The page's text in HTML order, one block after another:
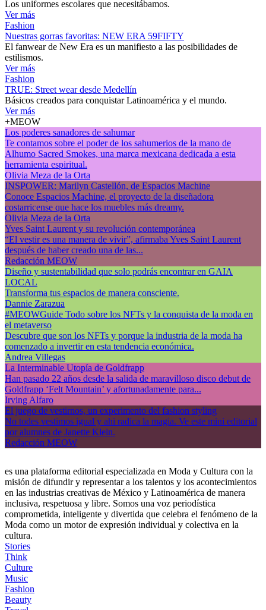
Los uniformes escolares que necesitábamos.
Ver más
Fashion
Nuestras gorras favoritas: NEW ERA 59FIFTY
El fanwear de New Era es un manifiesto a las posibilidades de
estilismos.
Ver más
Fashion
TRUE: Street wear desde Medellín
Básicos creados para conquistar Latinoamérica y el mundo.
Ver más
+MEOW
Los poderes sanadores de sahumar
Te contamos sobre el poder de los sahumerios de la mano de
Alhumo Sacred Smokes, una marca mexicana dedicada a esta
herramienta espiritual.
Olivia Meza de la Orta
INSPOWER: Marilyn Castellón, de Espacios Machine
Conoce Espacios Machine, el proyecto de la diseñadora
costarricense que hace los muebles más dreamy.
Olivia Meza de la Orta
Yves Saint Laurent y su revolución contemporánea
“El vestir es una manera de vivir”, afirmaba Yves Saint Laurent
después de haber creado una de las...
Redacción MEOW
Diseño y sustentabilidad que solo podrás encontrar en GAIA
LOCAL
Transforma tus espacios de manera consciente.
Dannie Zarazua
#MEOWGuide Todo sobre los NFTs y la conquista de la moda en
el metaverso
Descubre que son los NFTs y porque la industria de la moda ha
comenzado a invertir en esta tendencia económica.
Andrea Villegas
La Interminable Utopía de Goldfrapp
Han pasado 22 años desde la salida de maravilloso disco debut de
Goldfrapp ‘Felt Mountain’ y afortunadamente para...
Irving Alfaro
El juego de vestirnos, un experimento del fashion styling
No todes vestimos igual y ahi radica la magia. Ve este mini editorial
por alumnes de Janette Klein.
Redacción MEOW
es una plataforma editorial especializada en Moda y Cultura con la
misión de difundir y representar a los talentos y los acontecimientos
en las industrias creativas de México y Latinoamérica de manera
inclusiva, respetuosa y libre. Somos una voz periodística
comprometida, inteligente y divertida que celebra el fenómeno de la
Moda como un motor de expresión individual y colectiva en la
cultura.
Stories
Think
Culture
Music
Fashion
Beauty